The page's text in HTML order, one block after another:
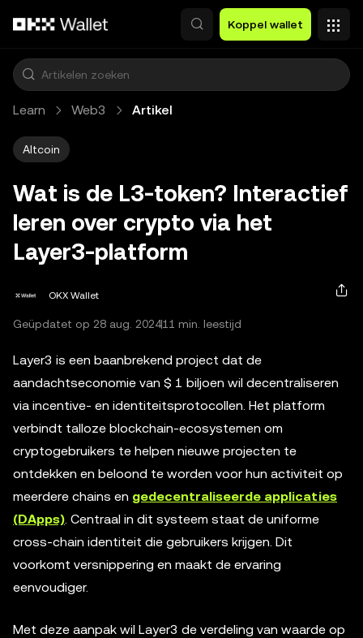
Koppel wallet
Learn Web3 Artikel
Altcoin
Wat is de L3-token? Interactief
leren over crypto via het
Layer3-platform
OKX Wallet
Geüpdatet op 28 aug. 202411 min. leestijd
Layer3 is een baanbrekend project dat de
aandachtseconomie van $ 1 biljoen wil decentraliseren
via incentive- en identiteitsprotocollen. Het platform
verbindt talloze blockchain-ecosystemen om
cryptogebruikers te helpen nieuwe projecten te
ontdekken en beloond te worden voor hun activiteit op
meerdere chains en gedecentraliseerde applicaties
(DApps). Centraal in dit systeem staat de uniforme
cross-chain identiteit die gebruikers krijgen. Dit
voorkomt versnippering en maakt de ervaring
eenvoudiger.
Met deze aanpak wil Layer3 de verdeling van waarde op